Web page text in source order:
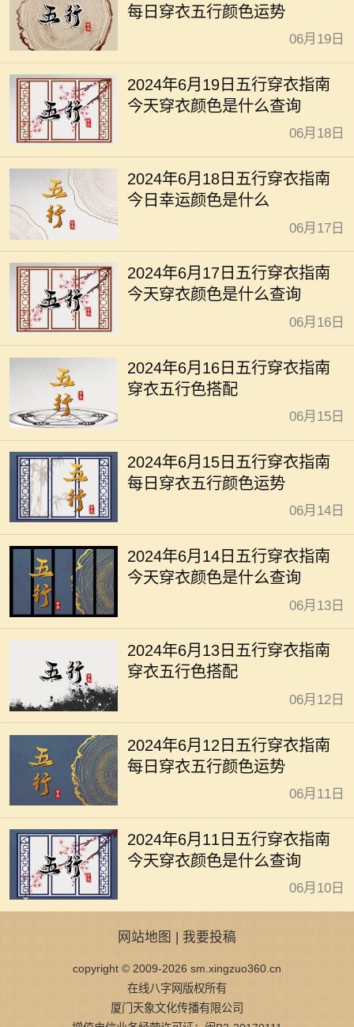
每日穿衣五行颜色运势
06月19日
2024年6月19日五行穿衣指南
今天穿衣颜色是什么查询
06月18日
2024年6月18日五行穿衣指南
今日幸运颜色是什么
06月17日
2024年6月17日五行穿衣指南
今天穿衣颜色是什么查询
06月16日
2024年6月16日五行穿衣指南
穿衣五行色搭配
06月15日
2024年6月15日五行穿衣指南
每日穿衣五行颜色运势
06月14日
2024年6月14日五行穿衣指南
今天穿衣颜色是什么查询
06月13日
2024年6月13日五行穿衣指南
穿衣五行色搭配
06月12日
2024年6月12日五行穿衣指南
每日穿衣五行颜色运势
06月11日
2024年6月11日五行穿衣指南
今天穿衣颜色是什么查询
06月10日
网站地图 | 我要投稿
copyright © 2009-2026 sm.xingzuo360.cn
在线八字网版权所有
厦门天象文化传播有限公司